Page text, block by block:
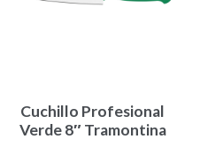
Cuchillo Profesional
Verde 8″ Tramontina